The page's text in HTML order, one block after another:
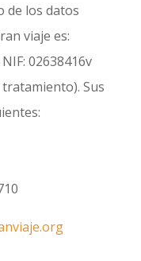
de los datos
viaje es:
02638416v
Sus